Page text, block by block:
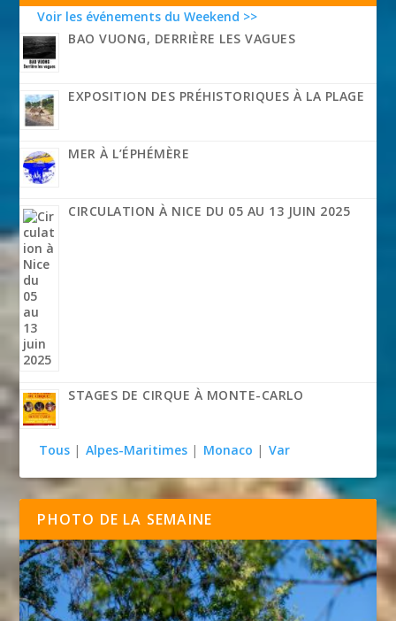
Voir les événements du Weekend >>
BAO VUONG, DERRIÈRE LES VAGUES
EXPOSITION DES PRÉHISTORIQUES À LA PLAGE
MER À L’ÉPHÉMÈRE
CIRCULATION À NICE DU 05 AU 13 JUIN 2025
STAGES DE CIRQUE À MONTE-CARLO
Tous | Alpes-Maritimes | Monaco | Var
PHOTO DE LA SEMAINE